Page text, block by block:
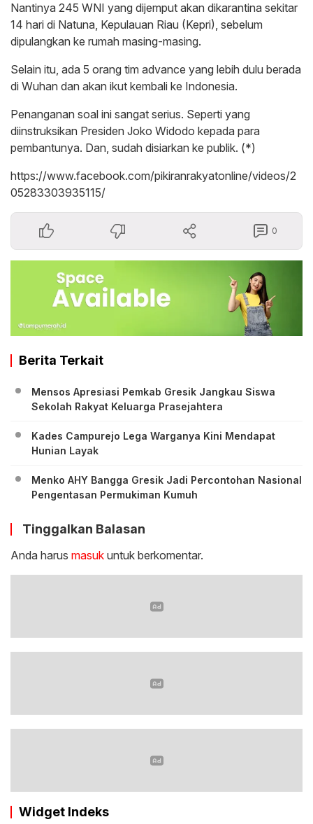
Nantinya 245 WNI yang dijemput akan dikarantina sekitar
14 hari di Natuna, Kepulauan Riau (Kepri), sebelum
dipulangkan ke rumah masing-masing.
Selain itu, ada 5 orang tim advance yang lebih dulu berada
di Wuhan dan akan ikut kembali ke Indonesia.
Penanganan soal ini sangat serius. Seperti yang
diinstruksikan Presiden Joko Widodo kepada para
pembantunya. Dan, sudah disiarkan ke publik. (*)
https://www.facebook.com/pikiranrakyatonline/videos/2
05283303935115/
0
Berita Terkait
Mensos Apresiasi Pemkab Gresik Jangkau Siswa
Sekolah Rakyat Keluarga Prasejahtera
Kades Campurejo Lega Warganya Kini Mendapat
Hunian Layak
Menko AHY Bangga Gresik Jadi Percontohan Nasional
Pengentasan Permukiman Kumuh
Tinggalkan Balasan
Anda harus masuk untuk berkomentar.
Widget Indeks